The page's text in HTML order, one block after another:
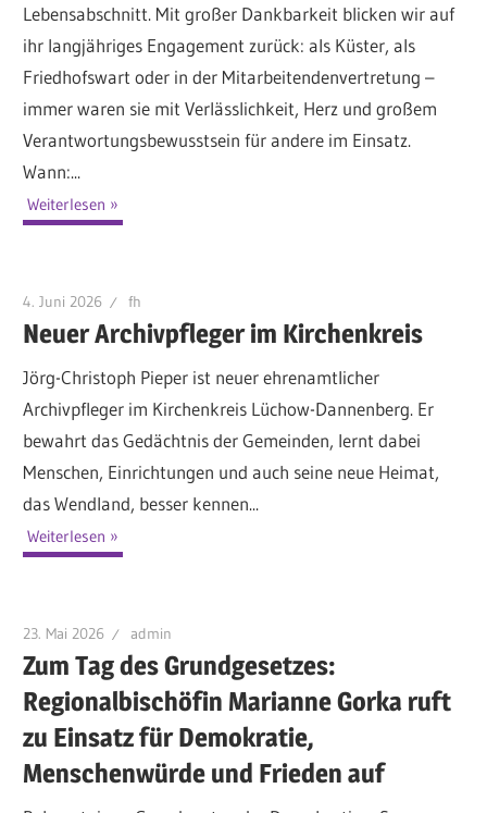
Lebensabschnitt. Mit großer Dankbarkeit blicken wir auf
ihr langjähriges Engagement zurück: als Küster, als
Friedhofswart oder in der Mitarbeitendenvertretung –
immer waren sie mit Verlässlichkeit, Herz und großem
Verantwortungsbewusstsein für andere im Einsatz.
Wann:...
Weiterlesen
4. Juni 2026 fh
Neuer Archivpfleger im Kirchenkreis
Jörg-Christoph Pieper ist neuer ehrenamtlicher
Archivpfleger im Kirchenkreis Lüchow-Dannenberg. Er
bewahrt das Gedächtnis der Gemeinden, lernt dabei
Menschen, Einrichtungen und auch seine neue Heimat,
das Wendland, besser kennen...
Weiterlesen
23. Mai 2026 admin
Zum Tag des Grundgesetzes:
Regionalbischöfin Marianne Gorka ruft
zu Einsatz für Demokratie,
Menschenwürde und Frieden auf